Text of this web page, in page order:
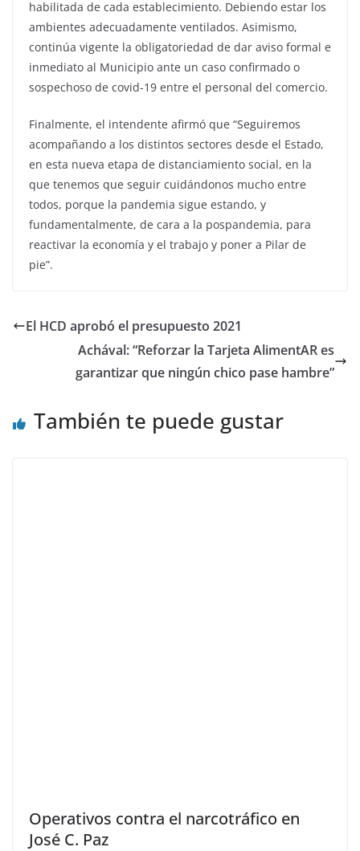
habilitada de cada establecimiento. Debiendo estar los
ambientes adecuadamente ventilados. Asimismo,
continúa vigente la obligatoriedad de dar aviso formal e
inmediato al Municipio ante un caso confirmado o
sospechoso de covid-19 entre el personal del comercio.
Finalmente, el intendente afirmó que “Seguiremos
acompañando a los distintos sectores desde el Estado,
en esta nueva etapa de distanciamiento social, en la
que tenemos que seguir cuidándonos mucho entre
todos, porque la pandemia sigue estando, y
fundamentalmente, de cara a la pospandemia, para
reactivar la economía y el trabajo y poner a Pilar de
pie”.
El HCD aprobó el presupuesto 2021
Achával: “Reforzar la Tarjeta AlimentAR es
garantizar que ningún chico pase hambre”
También te puede gustar
Operativos contra el narcotráfico en
José C. Paz